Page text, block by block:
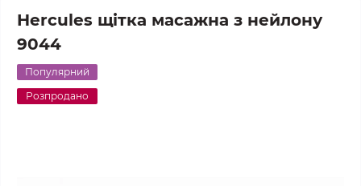
Hercules щітка масажна з нейлону
9044
Популярний
Розпродано